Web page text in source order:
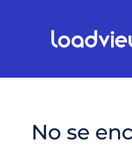
No se